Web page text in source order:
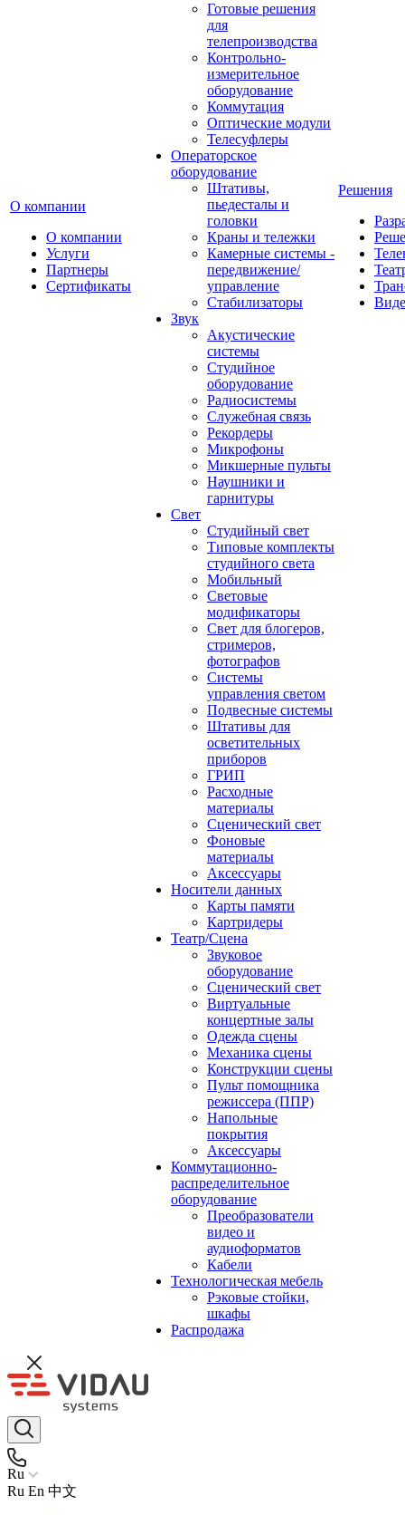
О компании
О компании
Услуги
Партнеры
Сертификаты
Готовые решения
для
телепроизводства
Контрольно-
измерительное
оборудование
Коммутация
Оптические модули
Телесуфлеры
Операторское
оборудование
Штативы,
пьедесталы и
головки
Краны и тележки
Камерные системы -
передвижение/
управление
Стабилизаторы
Звук
Акустические
системы
Студийное
оборудование
Радиосистемы
Служебная связь
Рекордеры
Микрофоны
Микшерные пульты
Наушники и
гарнитуры
Свет
Студийный свет
Типовые комплекты
студийного света
Мобильный
Световые
модификаторы
Свет для блогеров,
стримеров,
фотографов
Системы
управления светом
Подвесные системы
Штативы для
осветительных
приборов
ГРИП
Расходные
материалы
Сценический свет
Фоновые
материалы
Аксессуары
Носители данных
Карты памяти
Картридеры
Театр/Сцена
Звуковое
оборудование
Сценический свет
Виртуальные
концертные залы
Одежда сцены
Механика сцены
Конструкции сцены
Пульт помощника
режиссера (ППР)
Напольные
покрытия
Аксессуары
Коммутационно-
распределительное
оборудование
Преобразователи
видео и
аудиоформатов
Кабели
Технологическая мебель
Рэковые стойки,
шкафы
Распродажа
Решения
Ru
Ru En 中文